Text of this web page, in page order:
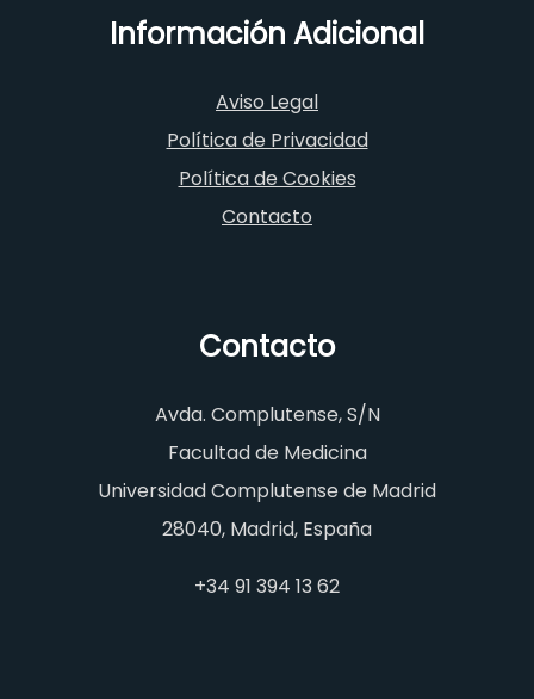
Información Adicional
Aviso Legal
Política de Privacidad
Política de Cookies
Contacto
Contacto
Avda. Complutense, S/N
Facultad de Medicina
Universidad Complutense de Madrid
28040, Madrid, España
+34 91 394 13 62